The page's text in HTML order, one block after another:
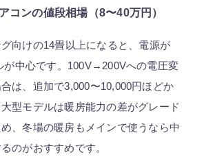
コンの値段相場（8〜40万円）
向けの14畳以上になると、電源が
が中心です。100V→200Vへの電圧変
は、追加で3,000〜10,000円ほどか
型モデルは暖房能力の差がグレード
、冬場の暖房もメインで使うなら中
のがおすすめです。